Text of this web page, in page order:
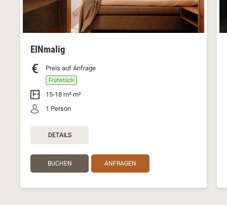
EINmalig
Preis auf Anfrage
Frühstück
15-18 m² m²
1 Person
DETAILS
BUCHEN ANFRAGEN